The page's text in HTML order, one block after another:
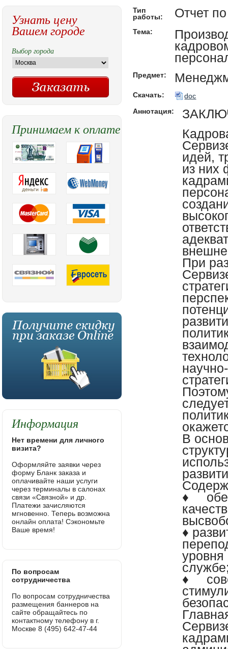
Тип
работы:
Отчет
Тема:
Предмет:
Скачать:
doc
Аннотация:
идей,
из них
При
В
♦
♦
♦
Узнать цену
Вашем городе
Выбор города
Принимаем к оплате
Информация
Нет времени для личного
визита?
Оформляйте заявки через
форму Бланк заказа и
оплачивайте наши услуги
через терминалы в салонах
связи «Связной» и др.
Платежи зачисляются
мгновенно. Теперь возможна
онлайн оплата! Сэкономьте
Ваше время!
По вопросам
сотрудничества
По вопросам сотрудничества
размещения баннеров на
сайте обращайтесь по
контактному телефону в г.
Москве 8 (495) 642-47-44